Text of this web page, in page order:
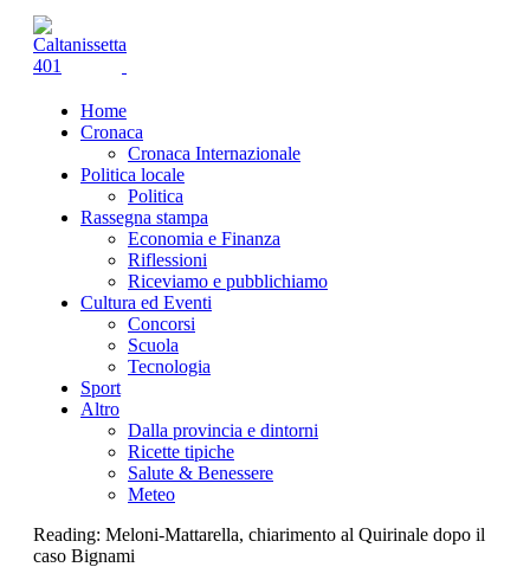
Home
Cronaca
Cronaca Internazionale
Politica locale
Politica
Rassegna stampa
Economia e Finanza
Riflessioni
Riceviamo e pubblichiamo
Cultura ed Eventi
Concorsi
Scuola
Tecnologia
Sport
Altro
Dalla provincia e dintorni
Ricette tipiche
Salute & Benessere
Meteo
Reading: Meloni-Mattarella, chiarimento al Quirinale dopo il
caso Bignami